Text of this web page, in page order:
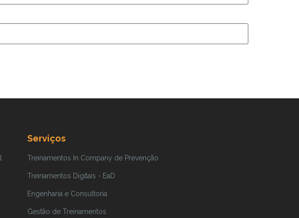
Serviços
Treinamentos In Company de Prevenção
Treinamentos Digitais - EaD
Engenharia e Consultoria
Gestão de Treinamentos